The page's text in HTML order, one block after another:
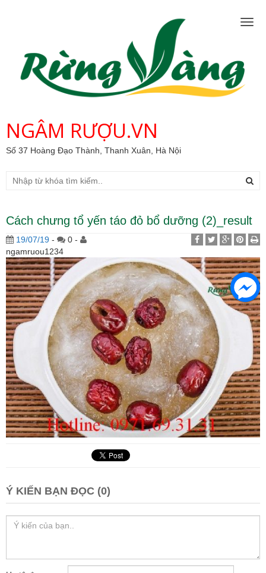
NGÂM RƯỢU.VN
Số 37 Hoàng Đạo Thành, Thanh Xuân, Hà Nội
Cách chưng tổ yến táo đỏ bổ dưỡng (2)_result
19/07/19 -
0 -
ngamruou1234
Ý KIẾN BẠN ĐỌC (0)